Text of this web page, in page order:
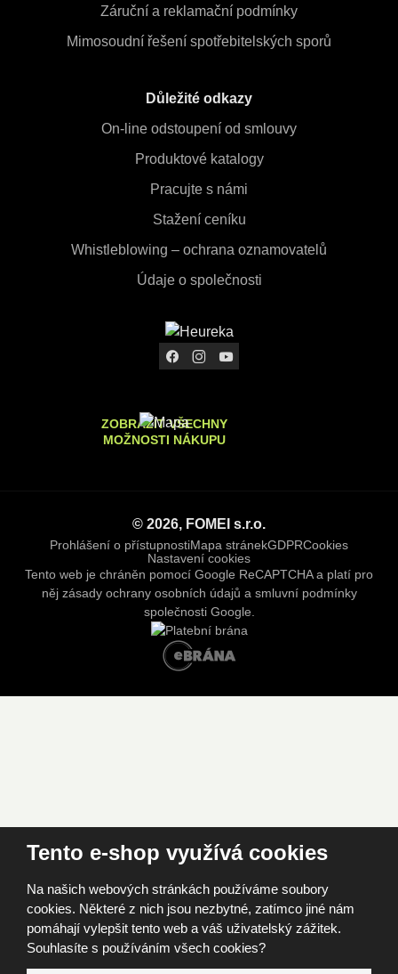
Tento e-shop využívá cookies
Na našich webových stránkách používáme soubory
cookies. Některé z nich jsou nezbytné, zatímco jiné nám
pomáhají vylepšit tento web a váš uživatelský zážitek.
Souhlasíte s používáním všech cookies?
Záruční a reklamační podmínky
Mimosoudní řešení spotřebitelských sporů
Důležité odkazy
On-line odstoupení od smlouvy
Produktové katalogy
Pracujte s námi
Stažení ceníku
Whistleblowing – ochrana oznamovatelů
Údaje o společnosti
ZOBRAZIT VŠECHNY
MOŽNOSTI NÁKUPU
© 2026, FOMEI s.r.o.
Prohlášení o přístupnostiMapa stránekGDPRCookies
Nastavení cookies
Tento web je chráněn pomocí Google ReCAPTCHA a platí pro
něj zásady ochrany osobních údajů a smluvní podmínky
společnosti Google.